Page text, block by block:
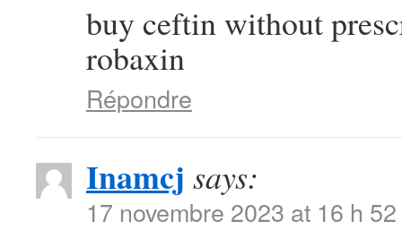
buy ceftin without
robaxin
Répondre
Inamcj says:
17 novembre 2023 at 16 h